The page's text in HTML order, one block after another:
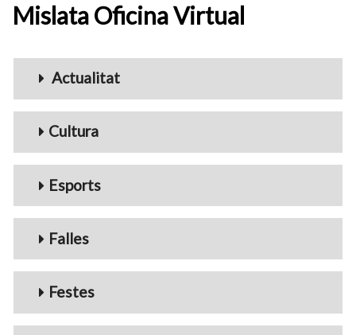
Mislata Oficina Virtual
Menu_Videos
Actualitat
Cultura
Esports
Falles
Festes